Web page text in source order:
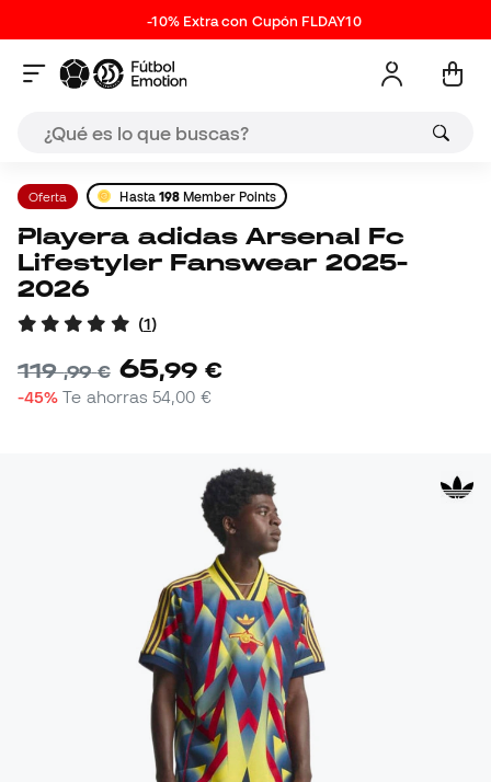
-10% Extra con Cupón FLDAY10
Oferta Hasta 198 Member Points
Playera adidas Arsenal Fc
Lifestyler Fanswear 2025-
2026
(1)
119,99 € 65,99 €
-45% Te ahorras54,00 €